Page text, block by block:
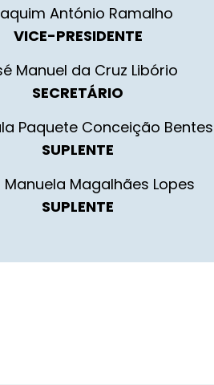
António Ramalho
VICE-PRESIDENTE
Manuel da Cruz Libório
SECRETÁRIO
Paquete Conceição Bentes
SUPLENTE
Manuela Magalhães Lopes
SUPLENTE